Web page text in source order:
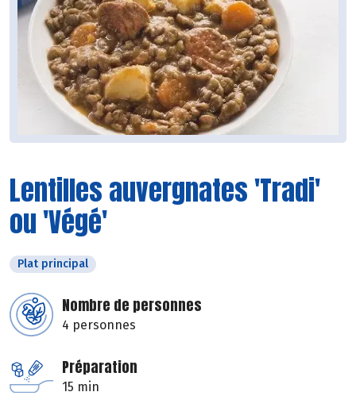
Lentilles auvergnates 'Tradi'
ou 'Végé'
Plat principal
Nombre de personnes
4 personnes
Préparation
15 min